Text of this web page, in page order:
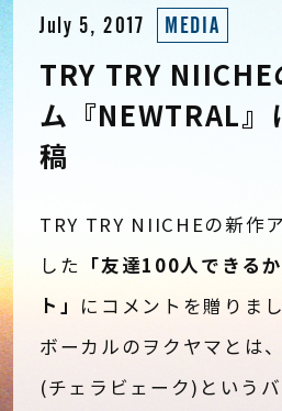
July 5, 2017 MEDIA
TRY TRY
ム『NEWTRAL』
稿
TRY TRY NIICHEの新作
した
「友達100人できる
ト」
にコメントを贈りまし
ボーカルのヲクヤマとは
(チェラビェーク)という